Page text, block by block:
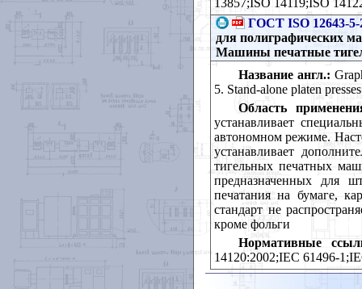
ГОСТ ISO 12643-5-
для полиграфических
Машины печатные
Название англ.:
5. Stand-alone platen presses
Область
устанавливает
автономном режиме.
устанавливает
тигельных печатных
предназначенных для
печатания на бумаге,
стандарт не
кроме фольги
Нормативные
14120:2002;IEC 61496-